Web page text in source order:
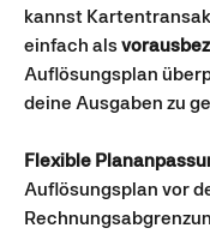
kannst
einfach als
Auflösungsplan
deine Ausgaben zu
Flexible
Auflösungsplan vor